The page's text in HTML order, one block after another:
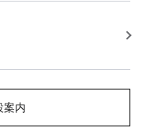
案内